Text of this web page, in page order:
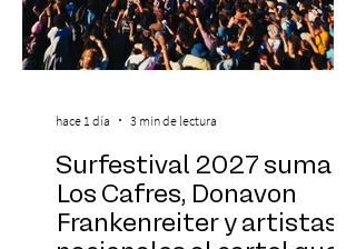
Surfestival 2027 suma a
Los Cafres, Donavon
Frankenreiter y artistas
hace 1 día 3 min de lectura